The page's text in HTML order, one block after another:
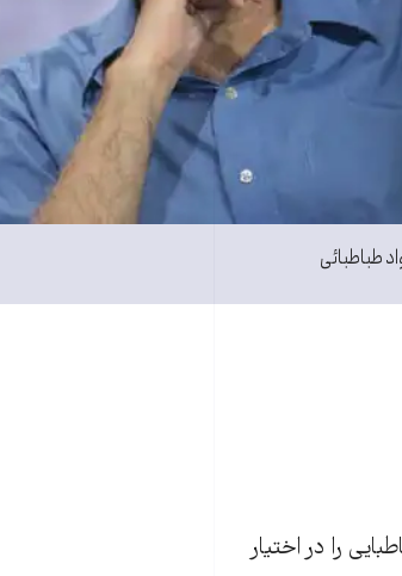
طباطبائی
را در اختیار